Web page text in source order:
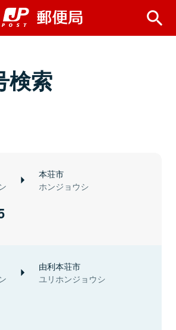
検索
本荘市
ホンジョウシ
由利本荘市
ユリホンジョウシ